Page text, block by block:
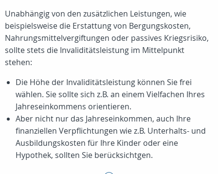
Unabhängig von den zusätzlichen Leistungen, wie
beispielsweise die Erstattung von Bergungskosten,
Nahrungsmittelvergiftungen oder passives Kriegsrisiko,
sollte stets die Invaliditätsleistung im Mittelpunkt
stehen:
Die Höhe der Invaliditätsleistung können Sie frei
wählen. Sie sollte sich z.B. an einem Vielfachen Ihres
Jahreseinkommens orientieren.
Aber nicht nur das Jahreseinkommen, auch Ihre
finanziellen Verpflichtungen wie z.B. Unterhalts- und
Ausbildungskosten für Ihre Kinder oder eine
Hypothek, sollten Sie berücksichtgen.